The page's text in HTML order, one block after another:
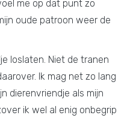
me op dat punt zo
oude patroon weer de
loslaten. Niet de tranen
Ik mag net zo lang
dierenvriendje als mijn
ik wel al enig onbegrip